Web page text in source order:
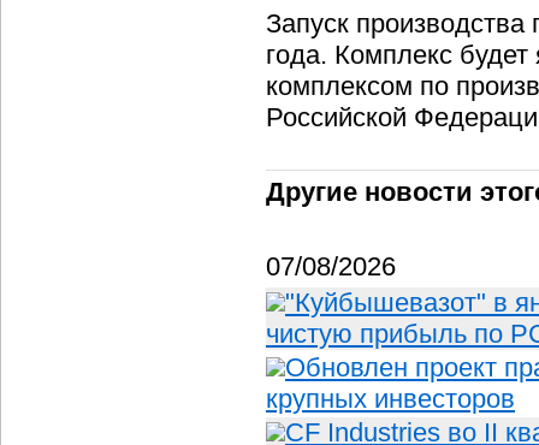
Запуск производства
года. Комплекс
комплексом по
Российской
Другие новости
07/08/2026
"Куйбышевазот" в
чистую прибыль по
Обновлен проект
крупных инвесторов
CF Industries во II